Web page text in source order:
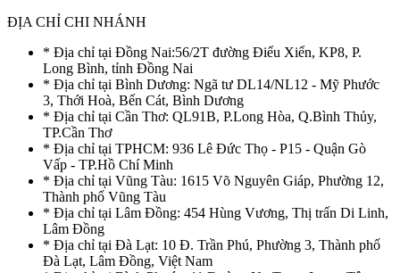
ĐỊA CHỈ CHI NHÁNH
* Địa chỉ tại Đồng Nai:56/2T đường Điểu Xiển, KP8, P.
Long Bình, tỉnh Đồng Nai
* Địa chỉ tại Bình Dương: Ngã tư DL14/NL12 - Mỹ Phước
3, Thới Hoà, Bến Cát, Bình Dương
* Địa chỉ tại Cần Thơ: QL91B, P.Long Hòa, Q.Bình Thủy,
TP.Cần Thơ
* Địa chỉ tại TPHCM: 936 Lê Đức Thọ - P15 - Quận Gò
Vấp - TP.Hồ Chí Minh
* Địa chỉ tại Vũng Tàu: 1615 Võ Nguyên Giáp, Phường 12,
Thành phố Vũng Tàu
* Địa chỉ tại Lâm Đồng: 454 Hùng Vương, Thị trấn Di Linh,
Lâm Đồng
* Địa chỉ tại Đà Lạt: 10 Đ. Trần Phú, Phường 3, Thành phố
Đà Lạt, Lâm Đồng, Việt Nam